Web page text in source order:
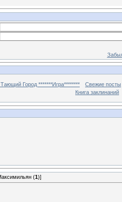
Тающий Город *******Игра********
Свежие посты
Книга заклинаний
(1)]